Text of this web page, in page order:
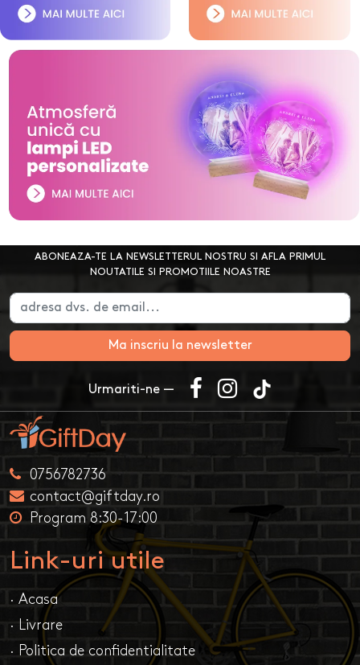
ABONEAZA-TE LA NEWSLETTERUL NOSTRU SI AFLA PRIMUL
NOUTATILE SI PROMOTIILE NOASTRE
Ma inscriu la newsletter
Urmariti-ne —
0756782736
contact@giftday.ro
Program 8:30-17:00
Link-uri utile
· Acasa
· Livrare
· Politica de confidentialitate